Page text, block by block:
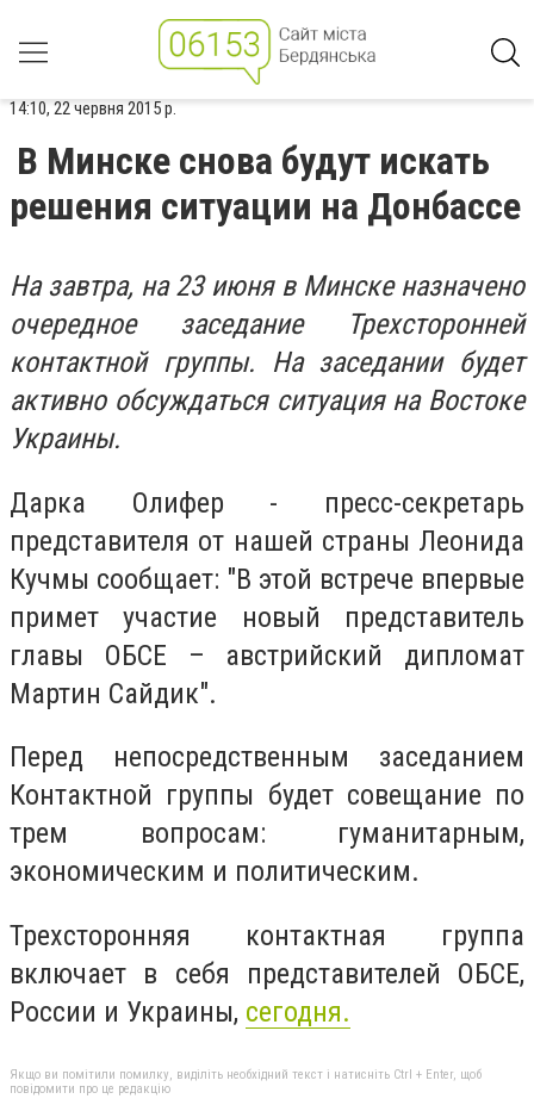
14:10, 22 червня 2015 р.
В Минске снова будут искать
решения ситуации на Донбассе
На завтра, на 23 июня в Минске назначено
очередное заседание Трехсторонней
контактной группы. На заседании будет
активно обсуждаться ситуация на Востоке
Украины.
Дарка Олифер - пресс-секретарь
представителя от нашей страны Леонида
Кучмы сообщает: "В этой встрече впервые
примет участие новый представитель
главы ОБСЕ – австрийский дипломат
Мартин Сайдик".
Перед непосредственным заседанием
Контактной группы будет совещание по
трем вопросам: гуманитарным,
экономическим и политическим.
Трехсторонняя контактная группа
включает в себя представителей ОБСЕ,
России и Украины, сегодня.
Якщо ви помітили помилку, виділіть необхідний текст і натисніть Ctrl + Enter, щоб
повідомити про це редакцію